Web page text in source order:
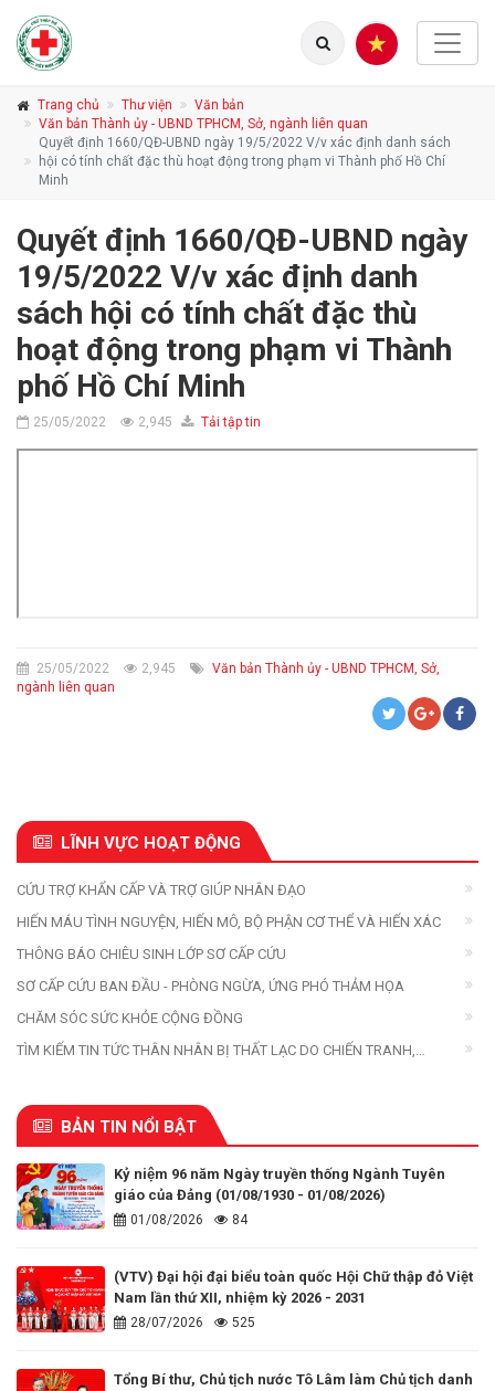
Trang chủ Thư viện
Văn bản
Văn bản Thành ủy - UBND TPHCM, Sở, ngành liên quan
Quyết định 1660/QĐ-UBND ngày 19/5/2022 V/v xác định danh sách
hội có tính chất đặc thù hoạt động trong phạm vi Thành phố Hồ Chí
Minh
Quyết định 1660/QĐ-UBND ngày
19/5/2022 V/v xác định danh
sách hội có tính chất đặc thù
hoạt động trong phạm vi Thành
phố Hồ Chí Minh
25/05/2022 2,945 Tải tập tin
25/05/2022 2,945
Văn bản Thành ủy - UBND TPHCM, Sở,
ngành liên quan
LĨNH VỰC HOẠT ĐỘNG
CỨU TRỢ KHẨN CẤP VÀ TRỢ GIÚP NHÂN ĐẠO
HIẾN MÁU TÌNH NGUYỆN, HIẾN MÔ, BỘ PHẬN CƠ THỂ VÀ HIẾN XÁC
THÔNG BÁO CHIÊU SINH LỚP SƠ CẤP CỨU
SƠ CẤP CỨU BAN ĐẦU - PHÒNG NGỪA, ỨNG PHÓ THẢM HỌA
CHĂM SÓC SỨC KHỎE CỘNG ĐỒNG
TÌM KIẾM TIN TỨC THÂN NHÂN BỊ THẤT LẠC DO CHIẾN TRANH,
BẢN TIN NỔI BẬT
Kỷ niệm 96 năm Ngày truyền thống Ngành Tuyên
giáo của Đảng (01/08/1930 - 01/08/2026)
01/08/2026 84
(VTV) Đại hội đại biểu toàn quốc Hội Chữ thập đỏ Việt
Nam lần thứ XII, nhiệm kỳ 2026 - 2031
28/07/2026 525
Tổng Bí thư, Chủ tịch nước Tô Lâm làm Chủ tịch danh